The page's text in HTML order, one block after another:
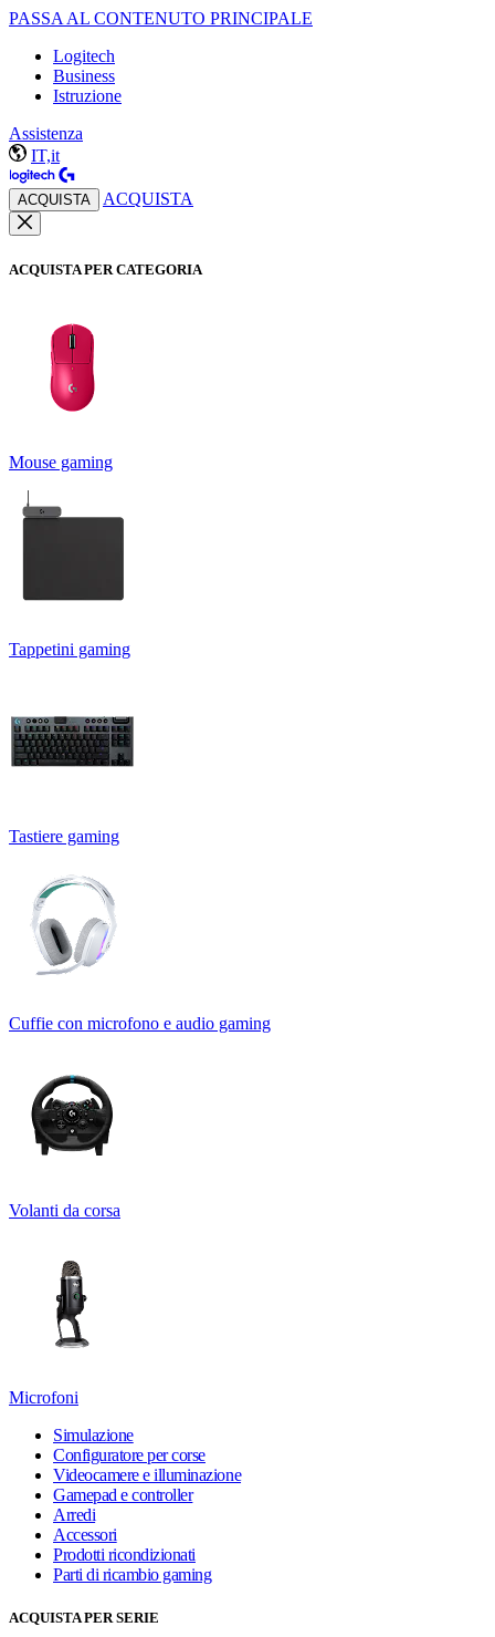
PASSA AL CONTENUTO PRINCIPALE
Logitech
Business
Istruzione
Assistenza
IT,it
ACQUISTA ACQUISTA
ACQUISTA PER CATEGORIA
Mouse gaming
Tappetini gaming
Tastiere gaming
Cuffie con microfono e audio gaming
Volanti da corsa
Microfoni
Simulazione
Configuratore per corse
Videocamere e illuminazione
Gamepad e controller
Arredi
Accessori
Prodotti ricondizionati
Parti di ricambio gaming
ACQUISTA PER SERIE